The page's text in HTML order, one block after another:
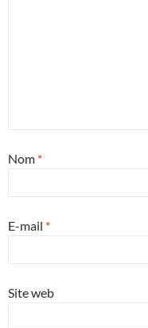
Nom *
E-mail *
Site web